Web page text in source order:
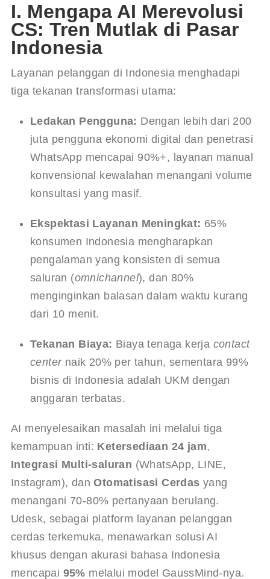
I. Mengapa AI Merevolusi
CS: Tren Mutlak di Pasar
Indonesia
Layanan pelanggan di Indonesia menghadapi
tiga tekanan transformasi utama:
Ledakan Pengguna: Dengan lebih dari 200
juta pengguna ekonomi digital dan penetrasi
WhatsApp mencapai 90%+, layanan manual
konvensional kewalahan menangani volume
konsultasi yang masif.
Ekspektasi Layanan Meningkat: 65%
konsumen Indonesia mengharapkan
pengalaman yang konsisten di semua
saluran (omnichannel), dan 80%
menginginkan balasan dalam waktu kurang
dari 10 menit.
Tekanan Biaya: Biaya tenaga kerja contact
center naik 20% per tahun, sementara 99%
bisnis di Indonesia adalah UKM dengan
anggaran terbatas.
AI menyelesaikan masalah ini melalui tiga
kemampuan inti: Ketersediaan 24 jam,
Integrasi Multi-saluran (WhatsApp, LINE,
Instagram), dan Otomatisasi Cerdas yang
menangani 70-80% pertanyaan berulang.
Udesk, sebagai platform layanan pelanggan
cerdas terkemuka, menawarkan solusi AI
khusus dengan akurasi bahasa Indonesia
mencapai 95% melalui model GaussMind-nya.